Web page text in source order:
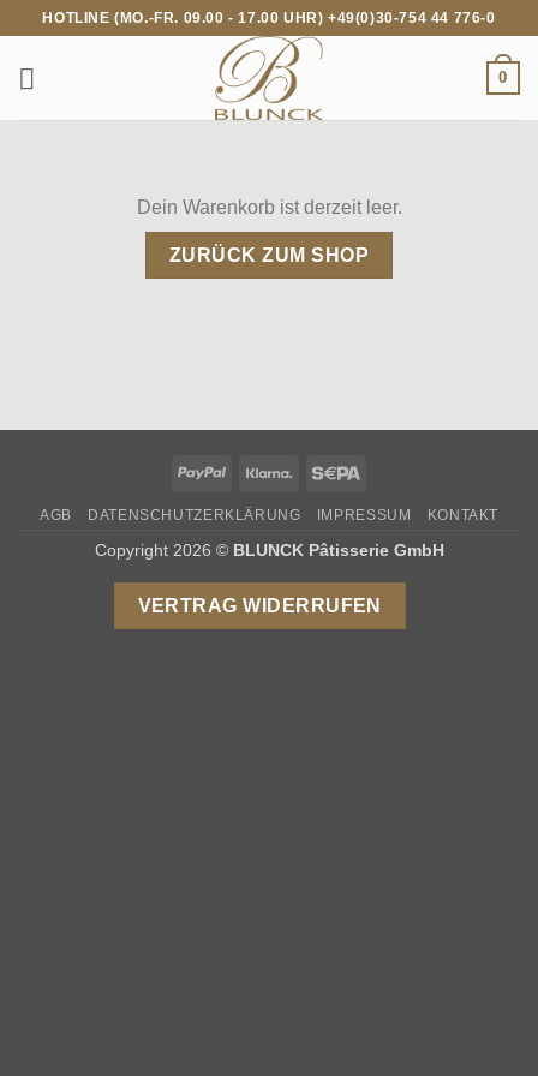
springen
HOTLINE (MO.-FR. 09.00 - 17.00 UHR) +49(0)30-754 44 776-0
0
Dein Warenkorb ist derzeit leer.
ZURÜCK ZUM SHOP
PayPal Klarna
AGB DATENSCHUTZERKLÄRUNG IMPRESSUM KONTAKT
Copyright 2026 © BLUNCK Pâtisserie GmbH
VERTRAG WIDERRUFEN